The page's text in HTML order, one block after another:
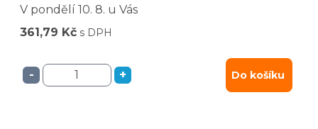
V pondělí 10. 8. u Vás
361,79 Kč s DPH
- + Do košíku